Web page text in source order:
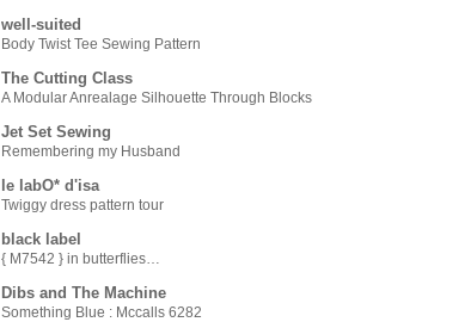
well-suited
Body Twist Tee Sewing Pattern
The Cutting Class
A Modular Anrealage Silhouette Through Blocks
Jet Set Sewing
Remembering my Husband
le labO* d'isa
Twiggy dress pattern tour
black label
{ M7542 } in butterflies…
Dibs and The Machine
Something Blue : Mccalls 6282